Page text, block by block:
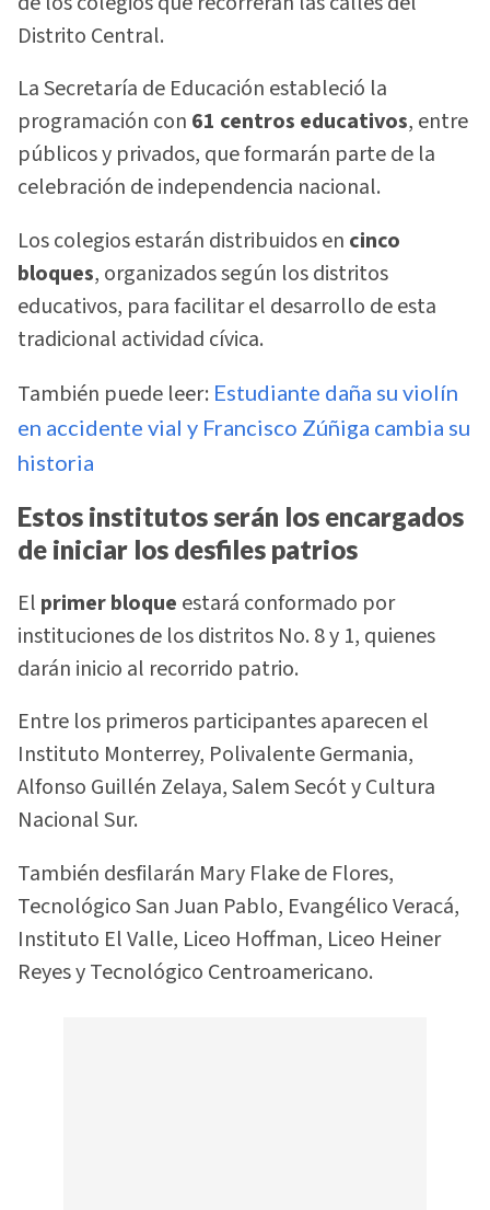
Distrito Central.
La Secretaría de Educación estableció la
programación con 61 centros educativos, entre
públicos y privados, que formarán parte de la
celebración de independencia nacional.
Los colegios estarán distribuidos en cinco
bloques, organizados según los distritos
educativos, para facilitar el desarrollo de esta
tradicional actividad cívica.
También puede leer: Estudiante daña su violín
en accidente vial y Francisco Zúñiga cambia su
historia
Estos institutos serán los encargados
de iniciar los desfiles patrios
El primer bloque estará conformado por
instituciones de los distritos No. 8 y 1, quienes
darán inicio al recorrido patrio.
Entre los primeros participantes aparecen el
Instituto Monterrey, Polivalente Germania,
Alfonso Guillén Zelaya, Salem Secót y Cultura
Nacional Sur.
También desfilarán Mary Flake de Flores,
Tecnológico San Juan Pablo, Evangélico Veracá,
Instituto El Valle, Liceo Hoffman, Liceo Heiner
Reyes y Tecnológico Centroamericano.